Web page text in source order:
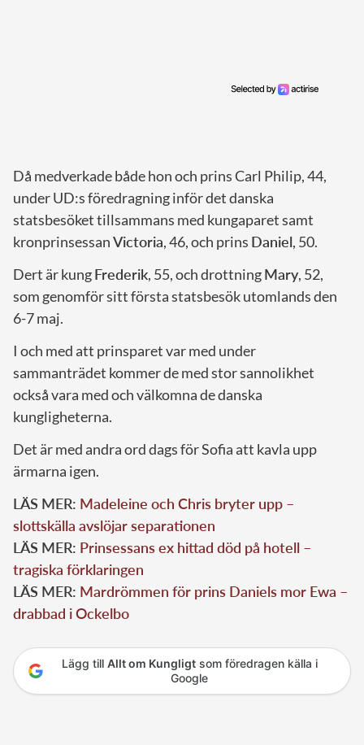
Då medverkade både hon och prins Carl Philip, 44,
under UD:s föredragning inför det danska
statsbesöket tillsammans med kungaparet samt
kronprinsessanVictoria, 46, och prins Daniel, 50.
Dert är kungFrederik, 55, och drottningMary, 52,
som genomför sitt första statsbesök utomlands den
6-7 maj.
I och med att prinsparet var med under
sammanträdet kommer de med stor sannolikhet
också vara med och välkomna de danska
kungligheterna.
Det är med andra ord dags för Sofia att kavla upp
ärmarna igen.
LÄS MER: Madeleine och Chris bryter upp –
slottskälla avslöjar separationen
LÄS MER: Prinsessans ex hittad död på hotell –
tragiska förklaringen
LÄS MER: Mardrömmen för prins Daniels mor Ewa –
drabbad i Ockelbo
Lägg till Allt om Kungligtsom föredragen källa i
Google